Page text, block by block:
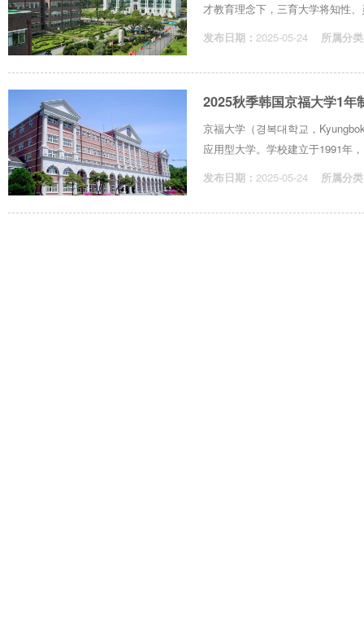
才教育理念下，三育大学将知性
发布日期： 2025-05-24 所属分
2025秋季韩国京福大学1年
京福大学（경복대학교，
应用型大学。学校建立于1991年
发布日期： 2025-05-24 所属分